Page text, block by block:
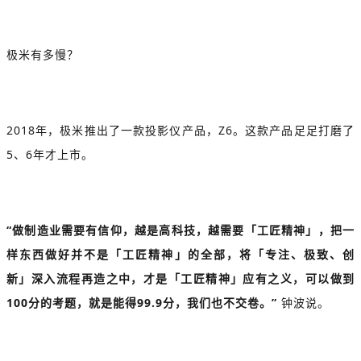
极米有多慢？
2018年，极米推出了一款投影仪产品，Z6。这款产品足足打磨了
5、6年才上市。
“做制造业需要有信仰，越是高科技，越需要「工匠精神」，把一
样东西做好并不是「工匠精神」的全部，将「专注、极致、创
新」深入流程再造之中，才是「工匠精神」应有之义，可以做到
100分的考题，就是能得99.9分，我们也不交卷。” 钟波说。